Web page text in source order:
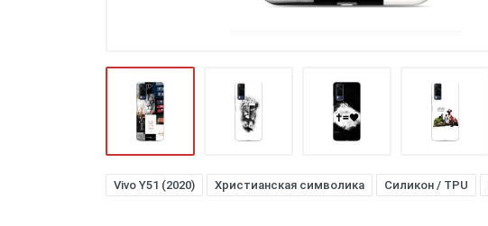
Vivo Y51 (2020) Христианская символика Силикон / TPU